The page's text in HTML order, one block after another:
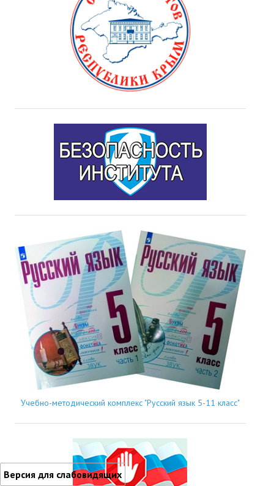
Учебно-методический комплекс "Русский язык 5-11 класс"
Версия для слабовидящих